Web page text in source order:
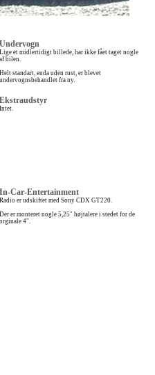
Undervogn
Lige et midlertidigt billede, har ikke fået taget nogle
af bilen.
Helt standart, enda uden rust, er blevet
undervognsbehandlet fra ny.
Ekstraudstyr
Intet.
In-Car-Entertainment
Radio er udskiftet med Sony CDX GT220.
Der er monteret nogle 5,25" højtalere i stedet for de
orginale 4".